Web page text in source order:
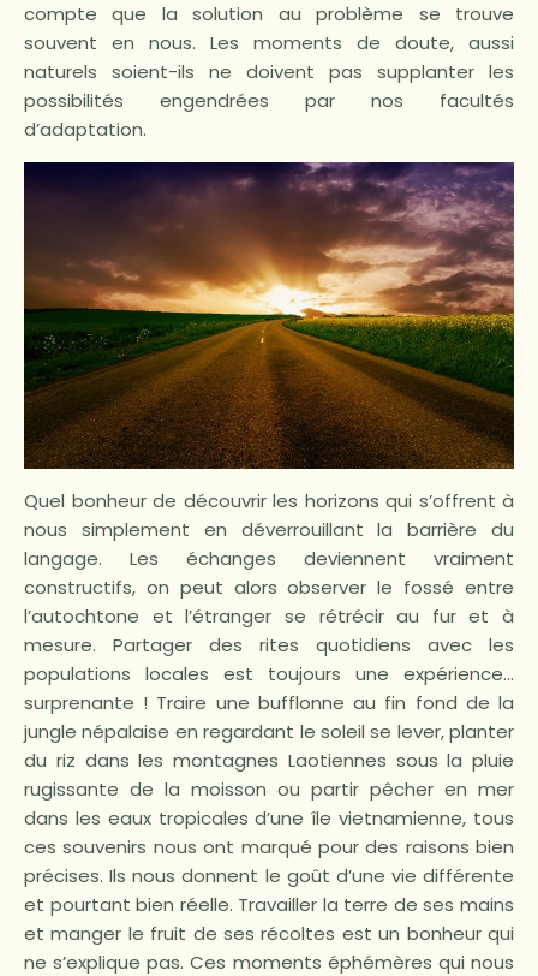
compte que la solution au problème se trouve
souvent en nous. Les moments de doute, aussi
naturels soient-ils ne doivent pas supplanter les
possibilités engendrées par nos facultés
d’adaptation.
Quel bonheur de découvrir les horizons qui s’offrent à
nous simplement en déverrouillant la barrière du
langage. Les échanges deviennent vraiment
constructifs, on peut alors observer le fossé entre
l’autochtone et l’étranger se rétrécir au fur et à
mesure. Partager des rites quotidiens avec les
populations locales est toujours une expérience…
surprenante ! Traire une bufflonne au fin fond de la
jungle népalaise en regardant le soleil se lever, planter
du riz dans les montagnes Laotiennes sous la pluie
rugissante de la moisson ou partir pêcher en mer
dans les eaux tropicales d’une île vietnamienne, tous
ces souvenirs nous ont marqué pour des raisons bien
précises. Ils nous donnent le goût d’une vie différente
et pourtant bien réelle. Travailler la terre de ses mains
et manger le fruit de ses récoltes est un bonheur qui
ne s’explique pas. Ces moments éphémères qui nous